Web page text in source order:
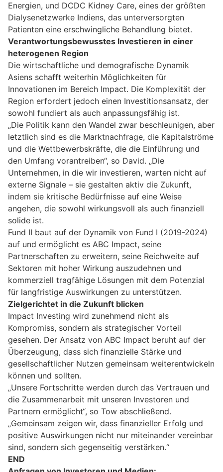
Energien, und DCDC Kidney Care, eines der größten
Dialysenetzwerke Indiens, das unterversorgten
Patienten eine erschwingliche Behandlung bietet.
Verantwortungsbewusstes Investieren in einer
heterogenen Region
Die wirtschaftliche und demografische Dynamik
Asiens schafft weiterhin Möglichkeiten für
Innovationen im Bereich Impact. Die Komplexität der
Region erfordert jedoch einen Investitionsansatz, der
sowohl fundiert als auch anpassungsfähig ist.
„Die Politik kann den Wandel zwar beschleunigen, aber
letztlich sind es die Marktnachfrage, die Kapitalströme
und die Wettbewerbskräfte, die die Einführung und
den Umfang vorantreiben“, so David. „Die
Unternehmen, in die wir investieren, warten nicht auf
externe Signale – sie gestalten aktiv die Zukunft,
indem sie kritische Bedürfnisse auf eine Weise
angehen, die sowohl wirkungsvoll als auch finanziell
solide ist.
Fund II baut auf der Dynamik von Fund I (2019-2024)
auf und ermöglicht es ABC Impact, seine
Partnerschaften zu erweitern, seine Reichweite auf
Sektoren mit hoher Wirkung auszudehnen und
kommerziell tragfähige Lösungen mit dem Potenzial
für langfristige Auswirkungen zu unterstützen.
Zielgerichtet in die Zukunft blicken
Impact Investing wird zunehmend nicht als
Kompromiss, sondern als strategischer Vorteil
gesehen. Der Ansatz von ABC Impact beruht auf der
Überzeugung, dass sich finanzielle Stärke und
gesellschaftlicher Nutzen gemeinsam weiterentwickeln
können und sollten.
„Unsere Fortschritte werden durch das Vertrauen und
die Zusammenarbeit mit unseren Investoren und
Partnern ermöglicht“, so Tow abschließend.
„Gemeinsam zeigen wir, dass finanzieller Erfolg und
positive Auswirkungen nicht nur miteinander vereinbar
sind, sondern sich gegenseitig verstärken.“
END